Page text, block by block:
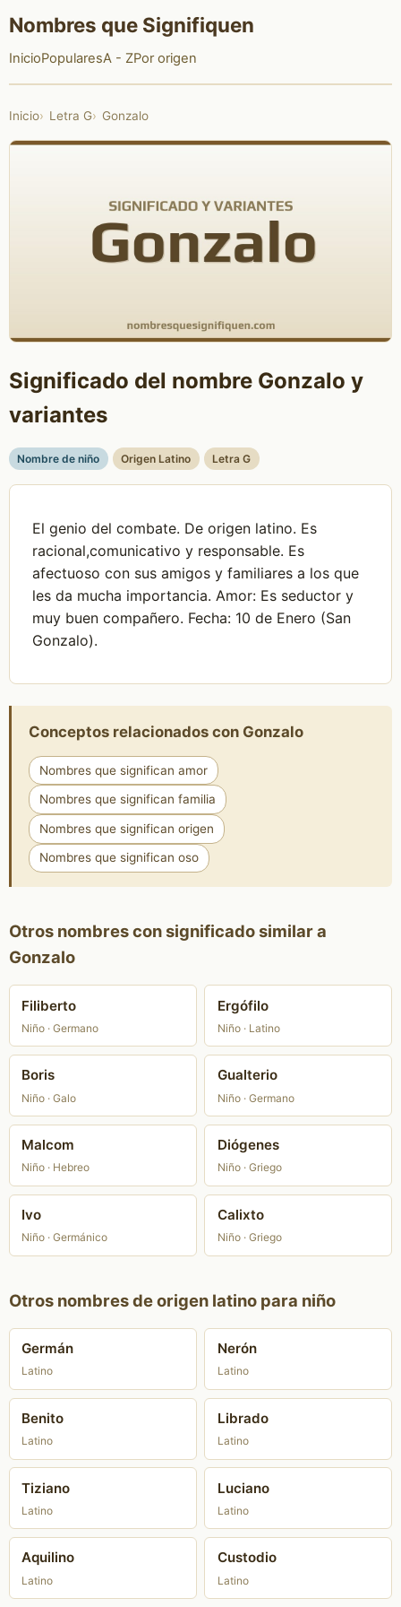
Nombres que Signifiquen
InicioPopularesA - ZPor origen
Inicio Letra G Gonzalo
Significado del nombre Gonzalo y
variantes
Nombre de niño Origen Latino Letra G
El genio del combate. De origen latino. Es
racional,comunicativo y responsable. Es
afectuoso con sus amigos y familiares a los que
les da mucha importancia. Amor: Es seductor y
muy buen compañero. Fecha: 10 de Enero (San
Gonzalo).
Conceptos relacionados con Gonzalo
Nombres que significan amor
Nombres que significan familia
Nombres que significan origen
Nombres que significan oso
Otros nombres con significado similar a
Gonzalo
Filiberto
Niño · Germano
Ergófilo
Niño · Latino
Boris
Niño · Galo
Gualterio
Niño · Germano
Malcom
Niño · Hebreo
Diógenes
Niño · Griego
Ivo
Niño · Germánico
Calixto
Niño · Griego
Otros nombres de origen latino para niño
Germán
Latino
Nerón
Latino
Benito
Latino
Librado
Latino
Tiziano
Latino
Luciano
Latino
Aquilino
Latino
Custodio
Latino